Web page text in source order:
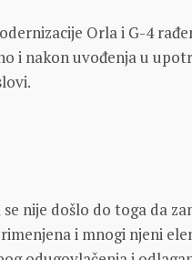
Orla i G-4
i nakon uvođenja u
nije došlo do toga da
i mnogi njeni